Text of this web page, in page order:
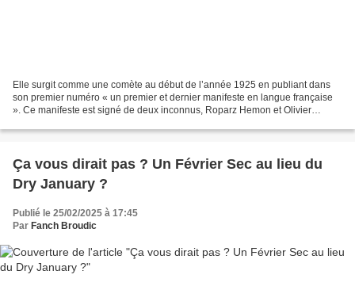
Elle surgit comme une comète au début de l’année 1925 en publiant dans
son premier numéro « un premier et dernier manifeste en langue française
». Ce manifeste est signé de deux inconnus, Roparz Hemon et Olivier
Ça vous dirait pas ? Un Février Sec au lieu du
Dry January ?
Publié le 25/02/2025 à 17:45
Par Fanch Broudic